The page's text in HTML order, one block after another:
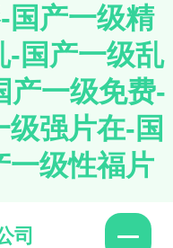
国产一级精
-国产一级乱
产一级免费-
级强片在-国
一级性福片
司